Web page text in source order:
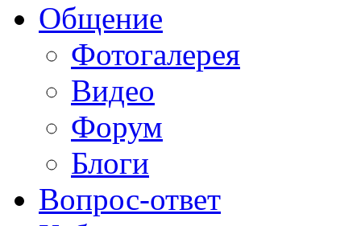
Общение
Фотогалерея
Видео
Форум
Блоги
Вопрос-ответ